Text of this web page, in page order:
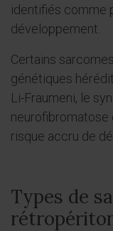
identifiés comme
développement.
Certains
génétiques
Li-Fraumeni, le
neurofibromatose
risque accru de
Types de